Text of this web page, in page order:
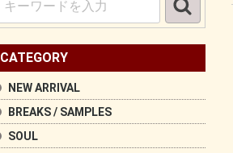
CATEGORY
NEW ARRIVAL
BREAKS / SAMPLES
SOUL